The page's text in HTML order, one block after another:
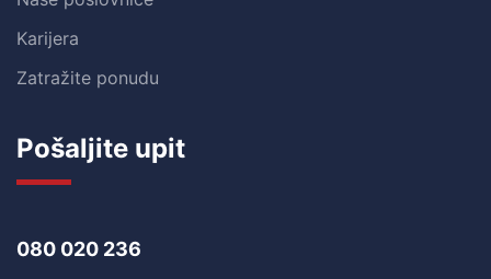
Karijera
Zatražite ponudu
Pošaljite upit
080 020 236